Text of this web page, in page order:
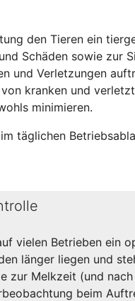
den Tieren ein
Schäden sowie zur
und Verletzungen
kranken und
minimieren.
täglichen
vielen Betrieben ein
länger liegen und
zur Melkzeit (und
beim